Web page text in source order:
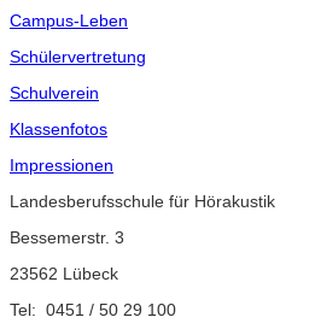
Campus-Leben
Schülervertretung
Schulverein
Klassenfotos
Impressionen
Landesberufsschule für Hörakustik
Bessemerstr. 3
23562 Lübeck
Tel: 0451 / 50 29 100